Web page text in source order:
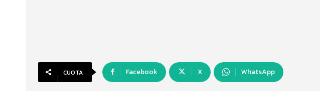
CUOTA Facebook X WhatsApp